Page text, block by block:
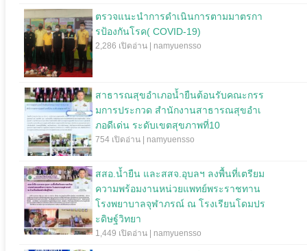
ตรวจแนะนำการดำเนินการตามมาตรกา
รป้องกันโรค( COVID-19)
2,286 เปิดอ่าน | namyuensso
สาธารณสุขอำเภอน้ำยืนต้อนรับคณะกรร
มการประกวด สำนักงานสาธารณสุขอำเ
ภอดีเด่น ระดับเขตสุขภาพที่10
754 เปิดอ่าน | namyuensso
สสอ.น้ำยืน และสสจ.อุบลฯ ลงพื้นที่เตรียม
ความพร้อมงานหน่วยแพทย์พระราชทาน
โรงพยาบาลจุฬาภรณ์ ณ โรงเรียนโดมปร
ะดิษฐ์วิทยา
1,449 เปิดอ่าน | namyuensso